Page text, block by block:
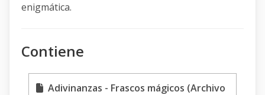
enigmática.
Contiene
Adivinanzas - Frascos mágicos (Archivo